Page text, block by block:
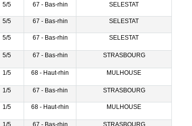
5/5 67 - Bas-rhin SELESTAT
5/5 67 - Bas-rhin SELESTAT
5/5 67 - Bas-rhin SELESTAT
5/5 67 - Bas-rhin STRASBOURG
1/5 68 - Haut-rhin MULHOUSE
1/5 67 - Bas-rhin STRASBOURG
1/5 68 - Haut-rhin MULHOUSE
1/5 67 - Bas-rhin STRASBOURG